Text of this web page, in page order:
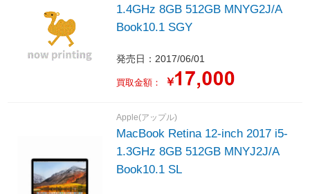
1.4GHz 8GB 512GB MNYG2J/A
Book10.1 SGY
発売日：2017/06/01
買取金額： ￥
Apple(アップル)
MacBook Retina 12-inch 2017 i5-
1.3GHz 8GB 512GB MNYJ2J/A
Book10.1 SL